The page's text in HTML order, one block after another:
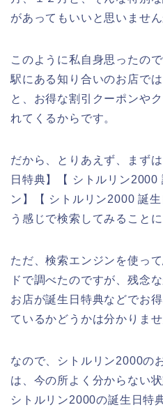
があってもいいと思いません
このように私自身思ったの
駅にある知り合いのお店で
と、お得な割引クーポンや
れてくるからです。
だから、とりあえず、まず
日特典】【 シトルリン2000
ン】【 シトルリン2000 誕
う感じで検索してみることに
ただ、検索エンジンを使っ
ドで調べたのですが、残念
お店が誕生日特典などでお
ているかどうかは分かりませ
なので、シトルリン2000の
は、今の所よく分からない
シトルリン2000の誕生日特